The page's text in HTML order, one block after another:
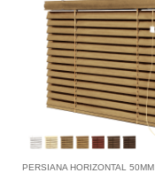
PERSIANA HORIZONTAL 50MM